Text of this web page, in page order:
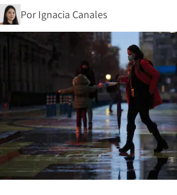
Por Ignacia Canales